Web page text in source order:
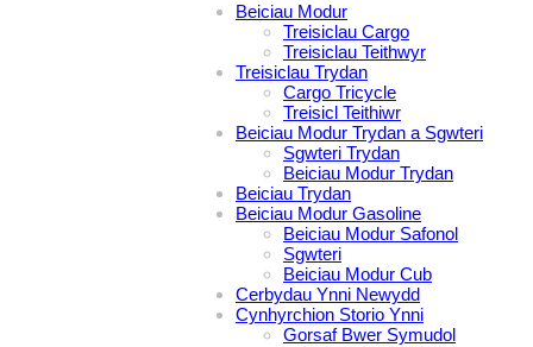
Beiciau Modur
Treisiclau Cargo
Treisiclau Teithwyr
Treisiclau Trydan
Cargo Tricycle
Treisicl Teithiwr
Beiciau Modur Trydan a Sgwteri
Sgwteri Trydan
Beiciau Modur Trydan
Beiciau Trydan
Beiciau Modur Gasoline
Beiciau Modur Safonol
Sgwteri
Beiciau Modur Cub
Cerbydau Ynni Newydd
Cynhyrchion Storio Ynni
Gorsaf Bwer Symudol